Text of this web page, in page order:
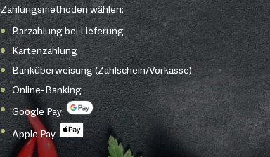
Zahlungsmethoden wählen:
Barzahlung bei Lieferung
Kartenzahlung
Banküberweisung (Zahlschein/Vorkasse)
Online-Banking
Google Pay
Apple Pay